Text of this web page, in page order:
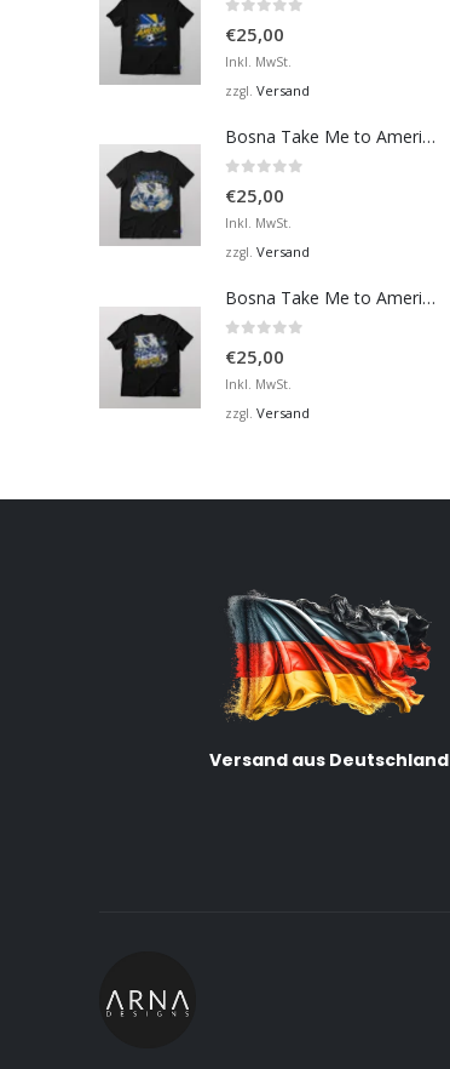
€25,00
Inkl. MwSt.
zzgl. Versand
Bosna Take Me to America Navijačka Majica 4
€25,00
Inkl. MwSt.
zzgl. Versand
Bosna Take Me to America Navijačka Majica 2
€25,00
Inkl. MwSt.
zzgl. Versand
Versand aus Deutschland